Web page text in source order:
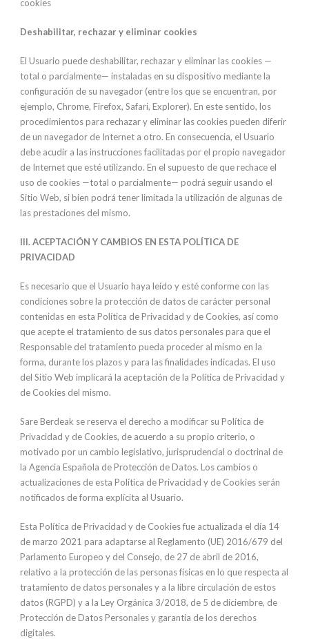
cookies
Deshabilitar, rechazar y eliminar cookies
El Usuario puede deshabilitar, rechazar y eliminar las cookies —
total o parcialmente— instaladas en su dispositivo mediante la
configuración de su navegador (entre los que se encuentran, por
ejemplo, Chrome, Firefox, Safari, Explorer). En este sentido, los
procedimientos para rechazar y eliminar las cookies pueden diferir
de un navegador de Internet a otro. En consecuencia, el Usuario
debe acudir a las instrucciones facilitadas por el propio navegador
de Internet que esté utilizando. En el supuesto de que rechace el
uso de cookies —total o parcialmente— podrá seguir usando el
Sitio Web, si bien podrá tener limitada la utilización de algunas de
las prestaciones del mismo.
III.ACEPTACIÓN Y CAMBIOS EN ESTA POLÍTICA DE
PRIVACIDAD
Es necesario que el Usuario haya leído y esté conforme con las
condiciones sobre la protección de datos de carácter personal
contenidas en esta Política de Privacidad y de Cookies, así como
que acepte el tratamiento de sus datos personales para que el
Responsable del tratamiento pueda proceder al mismo en la
forma, durante los plazos y para las finalidades indicadas. El uso
del Sitio Web implicará la aceptación de la Política de Privacidad y
de Cookies del mismo.
Sare Berdeak se reserva el derecho a modificar su Política de
Privacidad y de Cookies, de acuerdo a su propio criterio, o
motivado por un cambio legislativo, jurisprudencial o doctrinal de
la Agencia Española de Protección de Datos. Los cambios o
actualizaciones de esta Política de Privacidad y de Cookies serán
notificados de forma explícita al Usuario.
Esta Política de Privacidad y de Cookies fue actualizada el día 14
de marzo 2021 para adaptarse al Reglamento (UE) 2016/679 del
Parlamento Europeo y del Consejo, de 27 de abril de 2016,
relativo a la protección de las personas físicas en lo que respecta al
tratamiento de datos personales y a la libre circulación de estos
datos (RGPD) y a la Ley Orgánica 3/2018, de 5 de diciembre, de
Protección de Datos Personales y garantía de los derechos
digitales.